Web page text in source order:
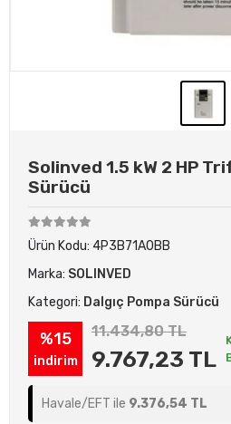
Solinved 1.5 kW 2 HP
Sürücü
Ürün Kodu: 4P3B71A0BB
Marka: SOLINVED
Kategori: Dalgıç Pompa Sürücü
%15
indirim
11.434,80 TL
9.767,23 TL
Havale/EFT ile 9.376,54 TL